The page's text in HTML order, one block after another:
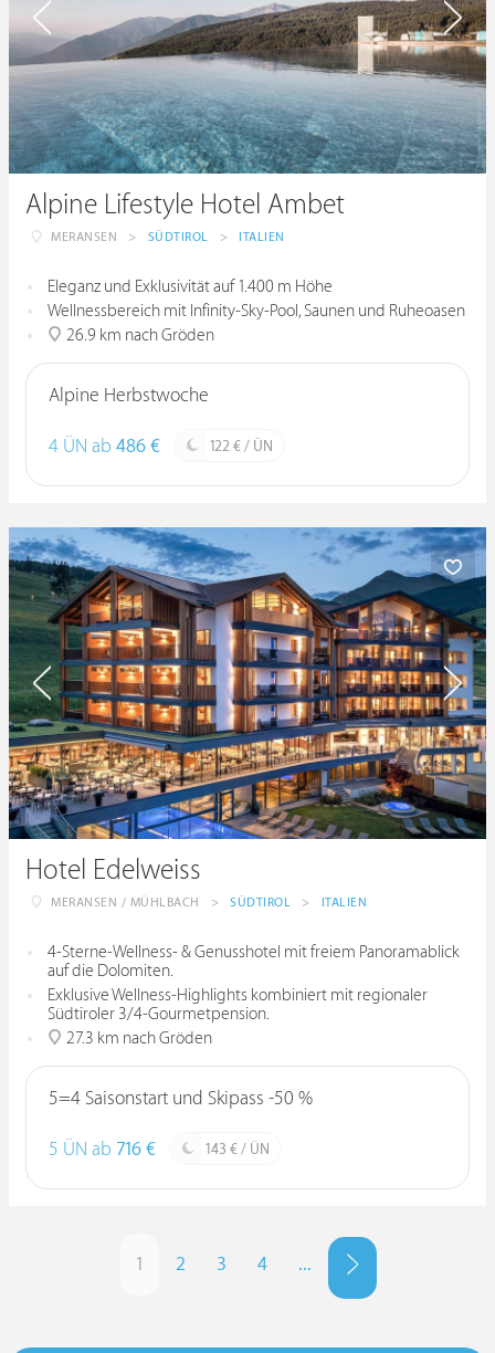
Alpine Lifestyle Hotel Ambet
MERANSEN > SÜDTIROL > ITALIEN
Eleganz und Exklusivität auf 1.400 m Höhe
Wellnessbereich mit Infinity-Sky-Pool, Saunen und Ruheoasen
26.9 km nach Gröden
Alpine Herbstwoche
4 ÜN ab 486 € 122 € / ÜN
Hotel Edelweiss
MERANSEN / MÜHLBACH > SÜDTIROL > ITALIEN
4-Sterne-Wellness- & Genusshotel mit freiem Panoramablick
auf die Dolomiten.
Exklusive Wellness-Highlights kombiniert mit regionaler
Südtiroler 3/4-Gourmetpension.
27.3 km nach Gröden
5=4 Saisonstart und Skipass -50 %
5 ÜN ab 716 € 143 € / ÜN
1 2 3 4 ...